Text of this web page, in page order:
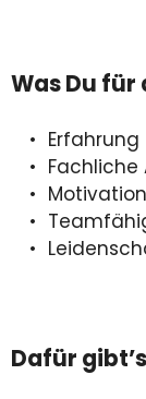
Was Du
Erfahrung
Fachliche
Motivation
Dafür